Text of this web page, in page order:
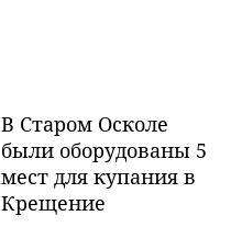
В Старом Осколе
были оборудованы 5
мест для купания в
Крещение